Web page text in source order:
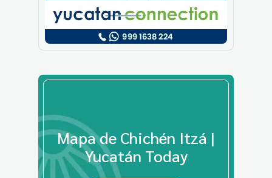
Mapa de Chichén Itzá |
Yucatán Today